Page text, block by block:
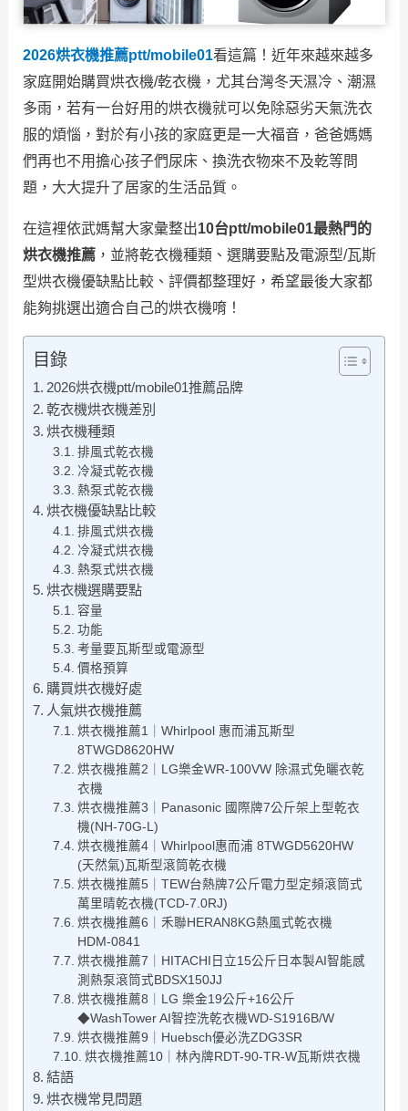
2026烘衣機推薦ptt/mobile01看這篇！近年來越來越多
家庭開始購買烘衣機/乾衣機，尤其台灣冬天濕冷、潮濕
多雨，若有一台好用的烘衣機就可以免除惡劣天氣洗衣
服的煩惱，對於有小孩的家庭更是一大福音，爸爸媽媽
們再也不用擔心孩子們尿床、換洗衣物來不及乾等問
題，大大提升了居家的生活品質。
在這裡依武媽幫大家彙整出10台ptt/mobile01最熱門的
烘衣機推薦，並將乾衣機種類、選購要點及電源型/瓦斯
型烘衣機優缺點比較、評價都整理好，希望最後大家都
能夠挑選出適合自己的烘衣機唷！
目錄
2026烘衣機ptt/mobile01推薦品牌
乾衣機烘衣機差別
烘衣機種類
排風式乾衣機
冷凝式乾衣機
熱泵式乾衣機
烘衣機優缺點比較
排風式烘衣機
冷凝式烘衣機
熱泵式烘衣機
烘衣機選購要點
容量
功能
考量要瓦斯型或電源型
價格預算
購買烘衣機好處
人氣烘衣機推薦
烘衣機推薦1｜Whirlpool 惠而浦瓦斯型
8TWGD8620HW
烘衣機推薦2｜LG樂金WR-100VW 除濕式免曬衣乾
衣機
烘衣機推薦3｜Panasonic 國際牌7公斤架上型乾衣
機(NH-70G-L)
烘衣機推薦4｜Whirlpool惠而浦 8TWGD5620HW
(天然氣)瓦斯型滾筒乾衣機
烘衣機推薦5｜TEW台熱牌7公斤電力型定頻滾筒式
萬里晴乾衣機(TCD-7.0RJ)
烘衣機推薦6｜禾聯HERAN8KG熱風式乾衣機
HDM-0841
烘衣機推薦7｜HITACHI日立15公斤日本製AI智能感
測熱泵滾筒式BDSX150JJ
烘衣機推薦8｜LG 樂金19公斤+16公斤
◆WashTower AI智控洗乾衣機WD-S1916B/W
烘衣機推薦9｜Huebsch優必洗ZDG3SR
烘衣機推薦10｜林內牌RDT-90-TR-W瓦斯烘衣機
結語
烘衣機常見問題